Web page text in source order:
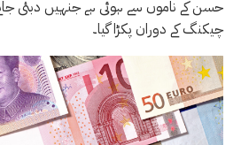
حسن کے ناموں سے ہوئی ہے جنہیں دبئی
چیکنگ کے دوران پکڑا گیا۔